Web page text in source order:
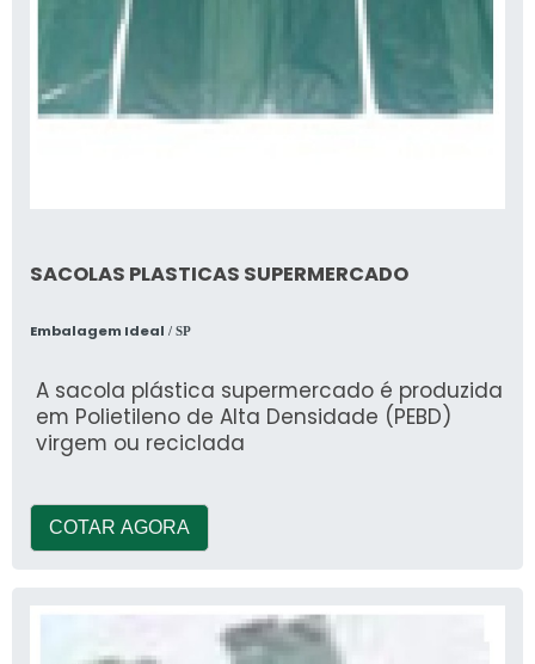
SACOLAS PLASTICAS SUPERMERCADO
Embalagem Ideal / SP
A sacola plástica supermercado é produzida
em Polietileno de Alta Densidade (PEBD)
virgem ou reciclada
COTAR AGORA